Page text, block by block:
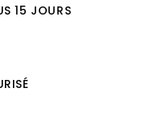
15 JOURS